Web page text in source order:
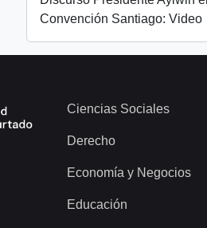
Convención Santiago: Video
Ciencias Sociales
Derecho
Economía y Negocios
Educación